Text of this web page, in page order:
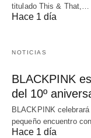
titulado This & That,…
Hace 1 día
NOTICIAS
BLACKPINK
del 10º
BLACKPINK
pequeño encuentro
Hace 1 día